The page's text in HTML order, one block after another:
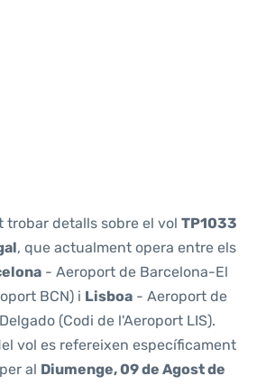
trobar detalls sobre el vol TP1033
, que actualment opera entre els
- Aeroport de Barcelona-El
BCN) i Lisboa - Aeroport de
(Codi de l'Aeroport LIS).
vol es refereixen específicament
al Diumenge, 09 de Agost de